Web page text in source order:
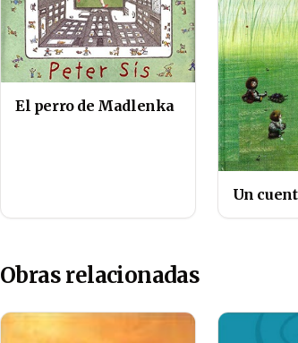
El perro de Madlenka
Un
Obras relacionadas